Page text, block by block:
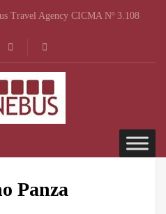
Travel Agency CICMA Nº 3.108
Panza